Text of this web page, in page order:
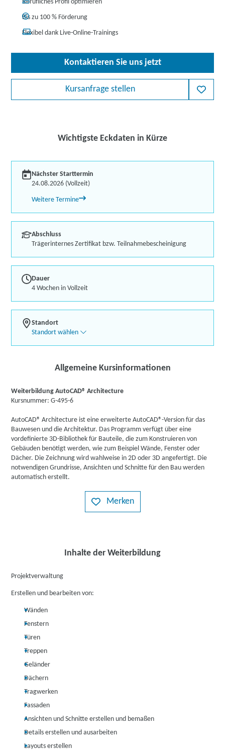
Berufliches Profil optimieren
Bis zu 100 % Förderung
Flexibel dank Live-Online-Trainings
Kontaktieren Sie uns jetzt
Kursanfrage stellen
Wichtigste Eckdaten in Kürze
Nächster Starttermin
24.08.2026 (Vollzeit)
Weitere Termine
Abschluss
Trägerinternes Zertifikat bzw. Teilnahmebescheinigung
Dauer
4 Wochen in Vollzeit
Standort
Standort wählen
Allgemeine Kursinformationen
Weiterbildung AutoCAD® Architecture
Kursnummer: G-495-6
AutoCAD® Architecture ist eine erweiterte AutoCAD®-Version für das
Bauwesen und die Architektur. Das Programm verfügt über eine
vordefinierte 3D-Bibliothek für Bauteile, die zum Konstruieren von
Gebäuden benötigt werden, wie zum Beispiel Wände, Fenster oder
Dächer. Die Zeichnung wird wahlweise in 2D oder 3D angefertigt. Die
notwendigen Grundrisse, Ansichten und Schnitte für den Bau werden
automatisch erstellt.
Merken
Inhalte der Weiterbildung
Projektverwaltung
Erstellen und bearbeiten von:
Wänden
Fenstern
Türen
Treppen
Geländer
Dächern
Tragwerken
Fassaden
Ansichten und Schnitte erstellen und bemaßen
Details erstellen und ausarbeiten
Layouts erstellen